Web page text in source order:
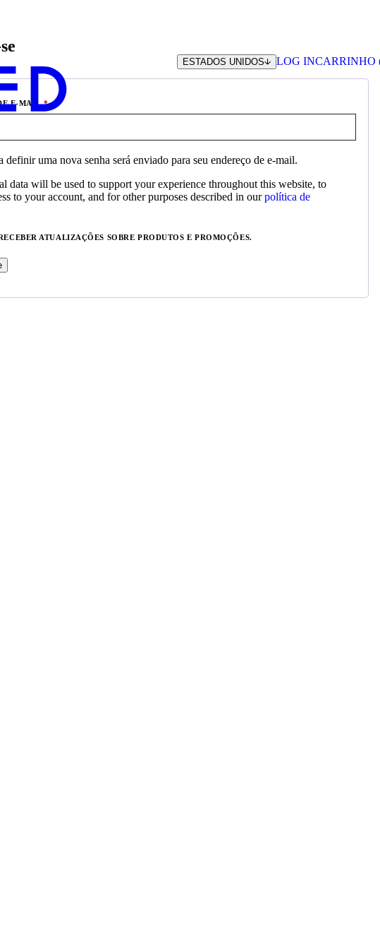
ESTADOS UNIDOS LOG INCARRINHO
E-MAIL*OBRIGATÓRIO
definir uma nova senha será enviado para seu endereço de e-mail.
data will be used to support your experience throughout this website, to
to your account, and for other purposes described in ourpolítica de
ATUALIZAÇÕES SOBRE PRODUTOS E PROMOÇÕES.